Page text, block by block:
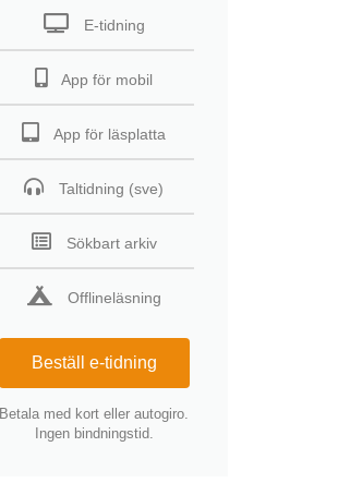
E-tidning
App för mobil
App för läsplatta
Taltidning (sve)
Sökbart arkiv
Offlineläsning
Beställ e-tidning
Betala med kort eller autogiro.
Ingen bindningstid.